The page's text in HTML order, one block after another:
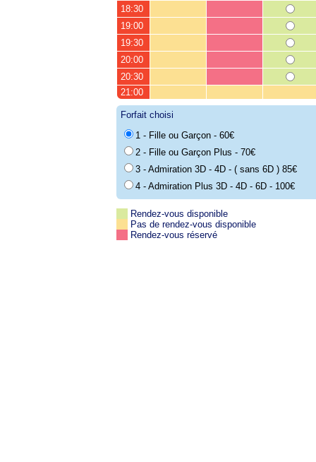
18:30
19:00
19:30
20:00
20:30
21:00
Forfait choisi
1 - Fille ou Garçon - 60€
2 - Fille ou Garçon Plus - 70€
3 - Admiration 3D - 4D - ( sans 6D ) 85€
4 - Admiration Plus 3D - 4D - 6D - 100€
Rendez-vous disponible
Pas de rendez-vous disponible
Rendez-vous réservé